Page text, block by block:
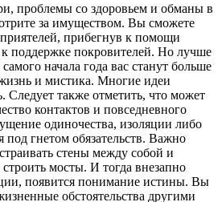
проблемы со здоровьем и обманы в
за имуществом. Вы сможете
прибегнув к помощи
к поддержке покровителей. Но лучше
начала года вас станут больше
и мистика. Многие идеи
Следует также отметить, что может
контактов и повседневного
одиночества, изоляции либо
под гнетом обязательств. Важно
стены между собой и
мосты. И тогда внезапно
появится понимание истины. Вы
обстоятельства другими